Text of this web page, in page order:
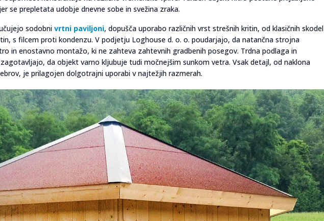
se prepletata udobje dnevne sobe in svežina zraka.
sodobni vrtni paviljoni, dopušča uporabo različnih vrst strešnih kritin, od klasičnih skodel
s filcem proti kondenzu. V podjetju Loghouse d. o. o. poudarjajo, da natančna strojna
in enostavno montažo, ki ne zahteva zahtevnih gradbenih posegov. Trdna podlaga in
da objekt varno kljubuje tudi močnejšim sunkom vetra. Vsak detajl, od naklona
je prilagojen dolgotrajni uporabi v najtežjih razmerah.